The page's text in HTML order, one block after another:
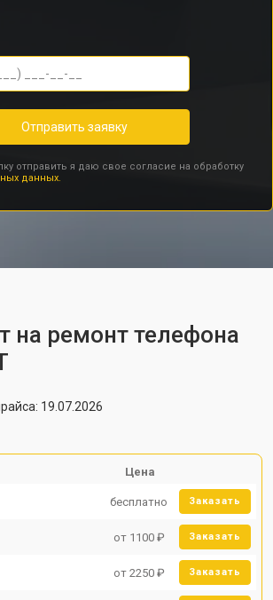
Отправить заявку
отправить я даю свое согласие на обработку
данных.
на ремонт телефона
19.07.2026
Цена
бесплатно Заказать
от 1100 ₽ Заказать
от 2250 ₽ Заказать